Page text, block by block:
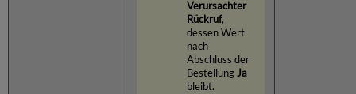
Verursachter
Rückruf,
dessen Wert
nach
Abschluss der
Bestellung Ja
bleibt.